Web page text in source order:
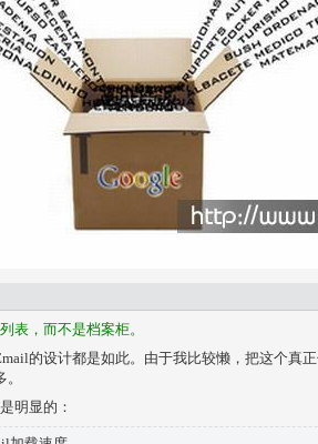
表，而不是档案柜。
的设计都是如此。由于我比较懒，把这个真
明显的：